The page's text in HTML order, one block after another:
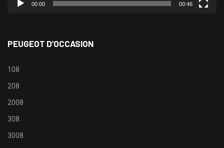
00:00 00:46
PEUGEOT D’OCCASION
108
208
2008
308
3008